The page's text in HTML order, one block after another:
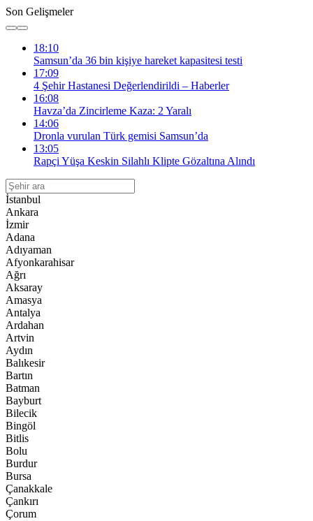
Son Gelişmeler
18:10
Samsun’da 36 bin kişiye hareket kapasitesi testi
17:09
4 Şehir Hastanesi Değerlendirildi – Haberler
16:08
Havza’da Zincirleme Kaza: 2 Yaralı
14:06
Dronla vurulan Türk gemisi Samsun’da
13:05
Rapçi Yüşa Keskin Silahlı Klipte Gözaltına Alındı
İstanbul
Ankara
İzmir
Adana
Adıyaman
Afyonkarahisar
Ağrı
Aksaray
Amasya
Antalya
Ardahan
Artvin
Aydın
Balıkesir
Bartın
Batman
Bayburt
Bilecik
Bingöl
Bitlis
Bolu
Burdur
Bursa
Çanakkale
Çankırı
Çorum